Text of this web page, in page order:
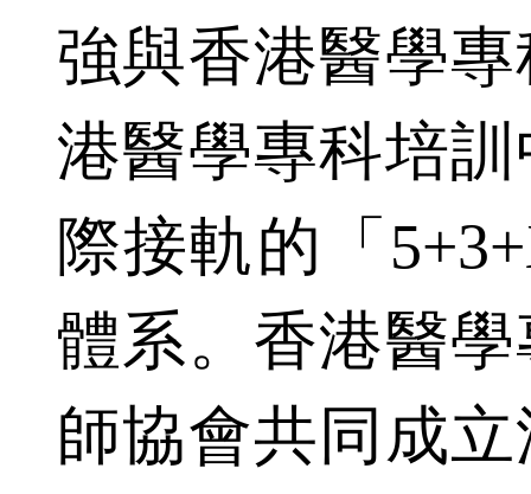
強與香港醫學
港醫學專科培
際接軌的「
體系。香港醫
師協會共同成